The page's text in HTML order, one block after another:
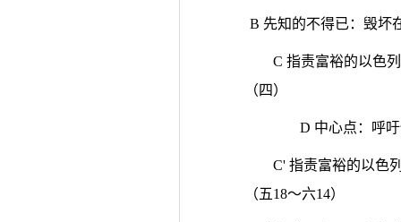
B 先知的不得已：毁坏
C 指责富裕的以色
（四）
D 中心点：呼
C' 指责富裕的以色
（五18～六14）